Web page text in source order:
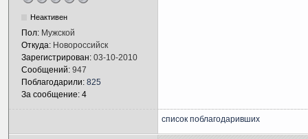
Неактивен
Пол: Мужской
Откуда: Новороссийск
Зарегистрирован: 03-10-2010
Сообщений: 947
Поблагодарили: 825
За сообщение: 4
список поблагодаривших